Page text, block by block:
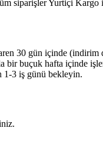
siparişler Yurtiçi
30 gün içinde
buçuk hafta içinde
1-3 iş günü bekleyin.